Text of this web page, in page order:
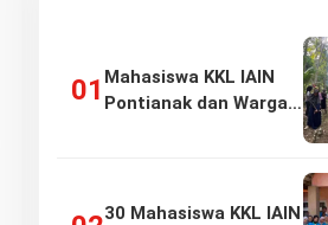
Mahasiswa KKL IAIN
Pontianak dan Warga
30 Mahasiswa KKL IAIN